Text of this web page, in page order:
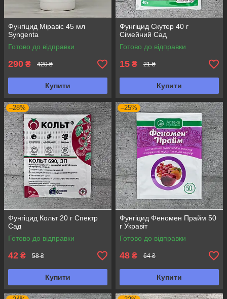
Фунгіцид Міравіс 45 мл
Syngenta
Готово до відправки
290 ₴ 420 ₴
Купити
Фунгіцид Скутер 40 г
Сімейний Сад
Готово до відправки
15 ₴ 21 ₴
Купити
–28%
Фунгіцид Кольт 20 г Спектр
Сад
Готово до відправки
42 ₴ 58 ₴
Купити
–25%
Фунгіцид Феномен Прайм 50
г Укравіт
Готово до відправки
48 ₴ 64 ₴
Купити